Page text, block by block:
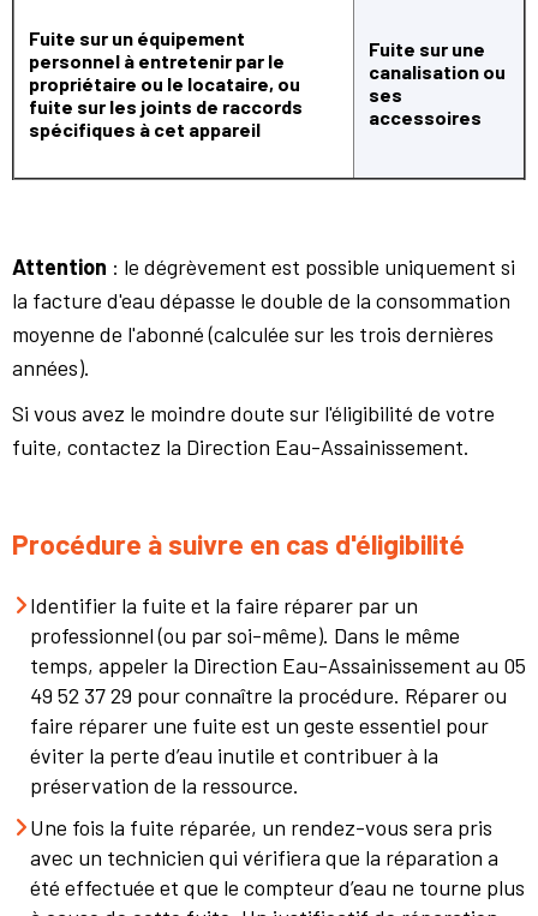
Fuite sur un équipement
personnel à entretenir par le
propriétaire ou le locataire, ou
fuite sur les joints de raccords
spécifiques à cet appareil
Fuite sur une
canalisation ou
ses
accessoires
Attention : le dégrèvement est possible uniquement si
la facture d'eau dépasse le double de la consommation
moyenne de l'abonné (calculée sur les trois dernières
années).
Si vous avez le moindre doute sur l'éligibilité de votre
fuite, contactez la Direction Eau-Assainissement.
Procédure à suivre en cas d'éligibilité
Identifier la fuite et la faire réparer par un
professionnel (ou par soi-même). Dans le même
temps, appeler la Direction Eau-Assainissement au 05
49 52 37 29 pour connaître la procédure. Réparer ou
faire réparer une fuite est un geste essentiel pour
éviter la perte d’eau inutile et contribuer à la
préservation de la ressource.
Une fois la fuite réparée, un rendez-vous sera pris
avec un technicien qui vérifiera que la réparation a
été effectuée et que le compteur d’eau ne tourne plus